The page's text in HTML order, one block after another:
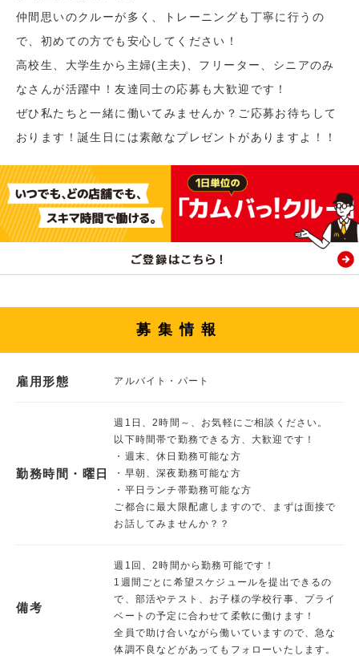
仲間思いのクルーが多く、トレーニングも丁寧に行うの
で、初めての方でも安心してください！
高校生、大学生から主婦(主夫)、フリーター、シニアのみ
なさんが活躍中！友達同士の応募も大歓迎です！
ぜひ私たちと一緒に働いてみませんか？ご応募お待ちして
おります！誕生日には素敵なプレゼントがありますよ！！
募集情報
雇用形態 アルバイト・パート
勤務時間・曜日
週1日、2時間～、お気軽にご相談ください。
以下時間帯で勤務できる方、大歓迎です！
・週末、休日勤務可能な方
・早朝、深夜勤務可能な方
・平日ランチ帯勤務可能な方
ご都合に最大限配慮しますので、まずは面接で
お話してみませんか？？
備考
週1回、2時間から勤務可能です！
1週間ごとに希望スケジュールを提出できるの
で、部活やテスト、お子様の学校行事、プライ
ベートの予定に合わせて柔軟に働けます！
全員で助け合いながら働いていますので、急な
体調不良などがあってもフォローいたします。